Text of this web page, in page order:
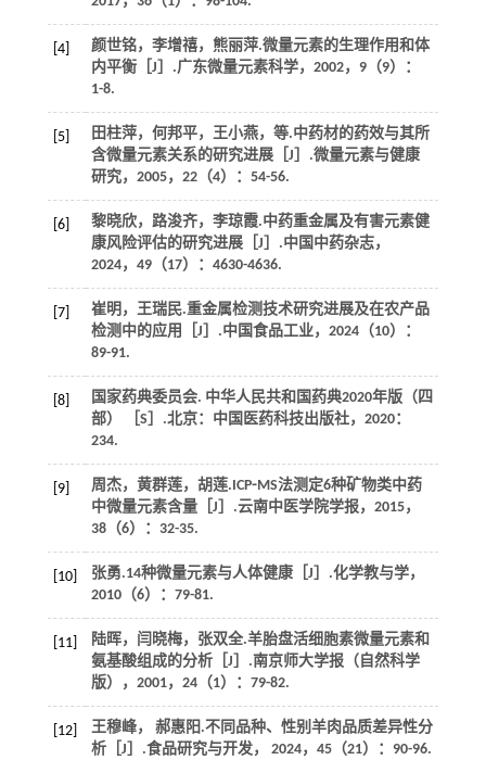
[4]
颜世铭，李增禧，熊丽萍.微量元素的生理作用和体
内平衡［J］.广东微量元素科学， 2002， 9（9）：
1-8.
[5] 田柱萍，何邦平，王小燕， 等.中药材的药效与其所
含微量元素关系的研究进展［J］.微量元素与健康
研究， 2005， 22（4）：54-56.
[6]
黎晓欣，路浚齐，李琼霞.中药重金属及有害元素健
康风险评估的研究进展［J］.中国中药杂志，
2024， 49（17）：4630-4636.
[7]
崔明，王瑞民.重金属检测技术研究进展及在农产品
检测中的应用［J］.中国食品工业， 2024（10）：
89-91.
[8] 国家药典委员会. 中华人民共和国药典2020年版（四
部）
［S］.北京：中国医药科技出版社， 2020：
234.
[9]
周杰，黄群莲，胡莲.ICP⁃MS法测定6种矿物类中药
中微量元素含量［J］.云南中医学院学报， 2015，
38（6）：32-35.
[10] 张勇.14种微量元素与人体健康［J］.化学教与学，
2010（6）：79-81.
[11]
陆晖，闫晓梅，张双全.羊胎盘活细胞素微量元素和
氨基酸组成的分析［J］.南京师大学报（自然科学
版）
， 2001， 24（1）：79-82.
[12]
王穆峰， 郝惠阳.不同品种、性别羊肉品质差异性分
析［J］.食品研究与开发， 2024， 45（21）：90-96.